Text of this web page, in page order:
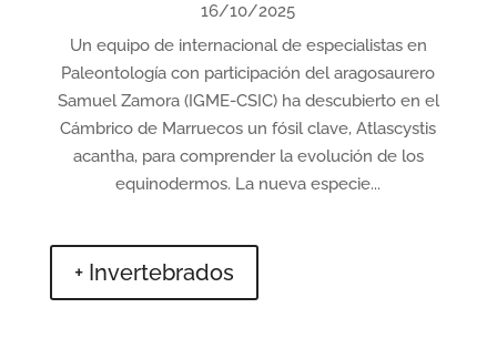
16/10/2025
Un equipo de internacional de especialistas en
Paleontología con participación del aragosaurero
Samuel Zamora (IGME-CSIC) ha descubierto en el
Cámbrico de Marruecos un fósil clave, Atlascystis
acantha, para comprender la evolución de los
equinodermos. La nueva especie...
+ Invertebrados